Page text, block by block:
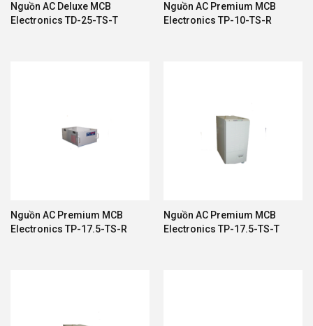
Nguồn AC Deluxe MCB
Electronics TD-25-TS-T
Nguồn AC Premium MCB
Electronics TP-10-TS-R
Nguồn AC Premium MCB
Electronics TP-17.5-TS-R
Nguồn AC Premium MCB
Electronics TP-17.5-TS-T